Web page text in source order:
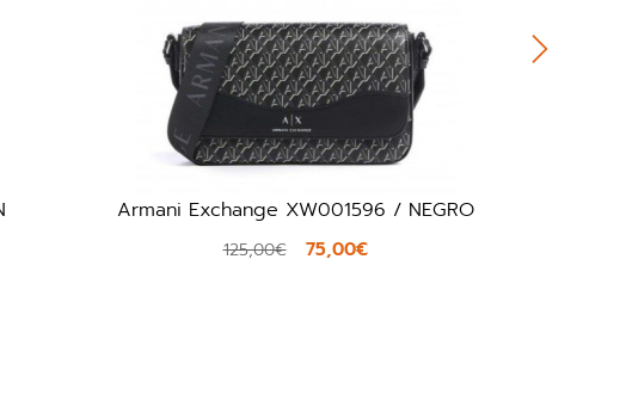
Liu.Jo AA6192E1092 / CAMEL
139,00€ 111,20€